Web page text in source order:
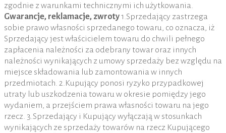
zgodnie z warunkami technicznymi ich użytkowania.
Gwarancje, reklamacje, zwroty1.Sprzedający zastrzega
sobie prawo własności sprzedanego towaru, co oznacza, iż
Sprzedający jest właścicielem towaru do chwili pełnego
zapłacenia należności za odebrany towar oraz innych
należności wynikających z umowy sprzedaży bez względu na
miejsce składowania lub zamontowania w innych
przedmiotach. 2.Kupujący ponosi ryzyko przypadkowej
utraty lub uszkodzenia towaru w okresie pomiędzy jego
wydaniem, a przejściem prawa własności towaru na jego
rzecz. 3.Sprzedający i Kupujący wyłączają w stosunkach
wynikających ze sprzedaży towarów na rzecz Kupującego